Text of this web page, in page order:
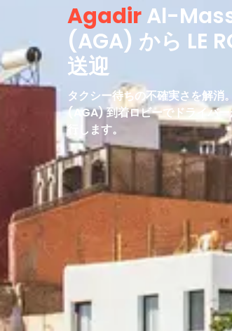
AgadirAl-
(AGA) から LE
送迎
タクシー待ちの不確実さを
(AGA) 到着ロビーでドライバー
行します。